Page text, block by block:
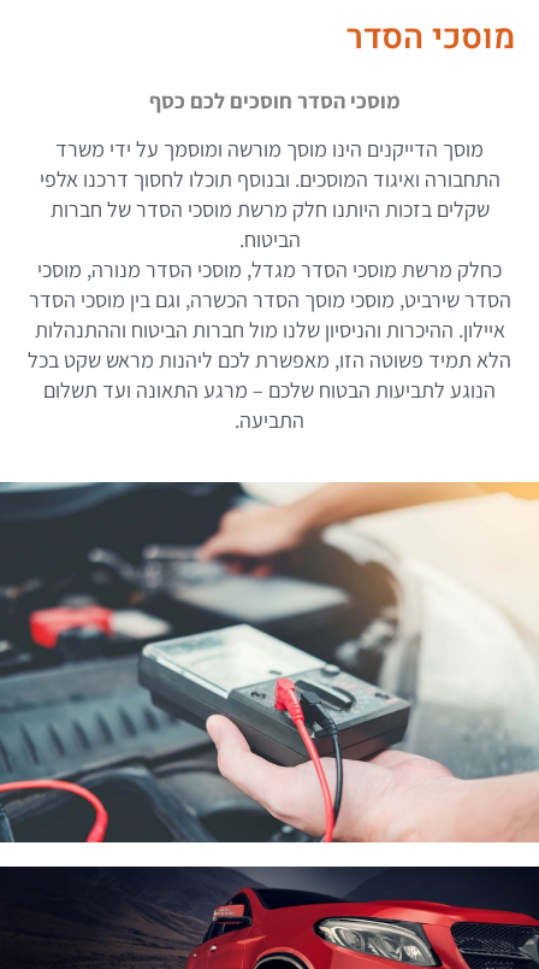
מוסכי הסדר
מוסכי הסדר חוסכים לכם כסף
מוסך הדייקנים הינו מוסך מורשה ומוסמך על ידי משרד
התחבורה ואיגוד המוסכים. ובנוסף תוכלו לחסוך דרכנו אלפי
שקלים בזכות היותנו חלק מרשת מוסכי הסדר של חברות
הביטוח.
כחלק מרשת מוסכי הסדר מגדל, מוסכי הסדר מנורה, מוסכי
הסדר שירביט, מוסכי מוסך הסדר הכשרה, וגם בין מוסכי הסדר
איילון. ההיכרות והניסיון שלנו מול חברות הביטוח וההתנהלות
הלא תמיד פשוטה הזו, מאפשרת לכם ליהנות מראש שקט בכל
הנוגע לתביעות הבטוח שלכם – מרגע התאונה ועד תשלום
התביעה.